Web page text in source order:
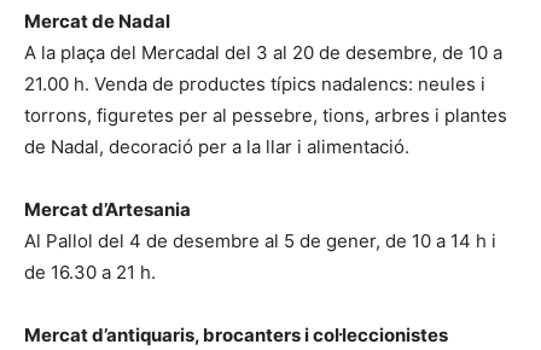
Mercat de Nadal
A la plaça del Mercadal del 3 al 20 de desembre, de 10 a
21.00 h. Venda de productes típics nadalencs: neules i
torrons, figuretes per al pessebre, tions, arbres i plantes
de Nadal, decoració per a la llar i alimentació.
Mercat d’Artesania
Al Pallol del 4 de desembre al 5 de gener, de 10 a 14 h i
de 16.30 a 21 h.
Mercat d’antiquaris, brocanters i col·leccionistes